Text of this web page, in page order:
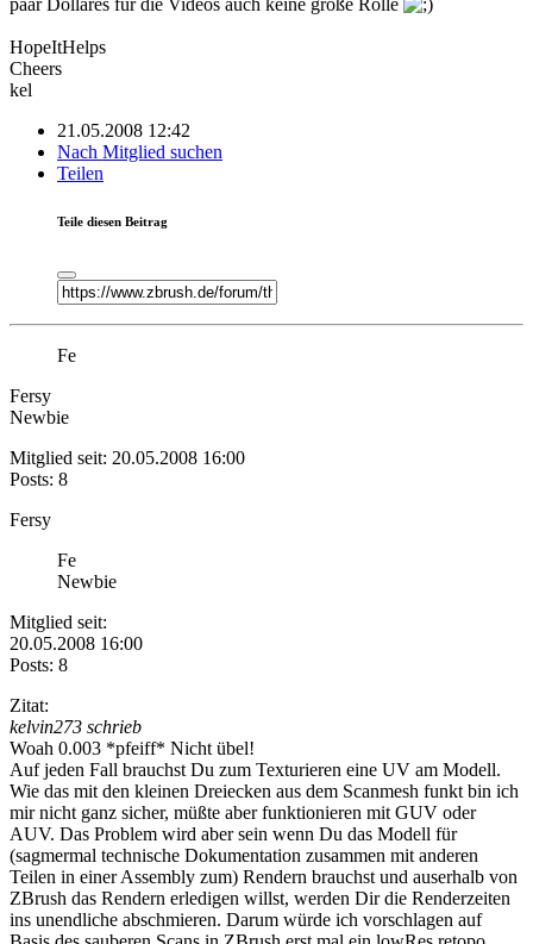
HopeItHelps
Cheers
kel
21.05.2008 12:42
Nach Mitglied suchen
Teilen
Teile diesen Beitrag
Fe
Fersy
Newbie
Mitglied seit: 20.05.2008 16:00
Posts: 8
Fersy
Fe
Newbie
Mitglied seit:
20.05.2008 16:00
Posts: 8
Zitat:
kelvin273 schrieb
Woah 0.003 *pfeiff* Nicht übel!
Auf jeden Fall brauchst Du zum Texturieren eine UV am Modell.
Wie das mit den kleinen Dreiecken aus dem Scanmesh funkt bin ich
mir nicht ganz sicher, müßte aber funktionieren mit GUV oder
AUV. Das Problem wird aber sein wenn Du das Modell für
(sagmermal technische Dokumentation zusammen mit anderen
Teilen in einer Assembly zum) Rendern brauchst und auserhalb von
ZBrush das Rendern erledigen willst, werden Dir die Renderzeiten
ins unendliche abschmieren. Darum würde ich vorschlagen auf